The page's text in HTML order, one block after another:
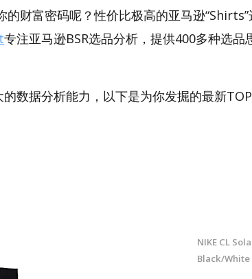
的财富密码呢？性价比极高的亚马逊
专注亚马逊BSR选品分析，提供400多种选
数据分析能力，以下是为你发掘的最新
NIKE CL
Black/